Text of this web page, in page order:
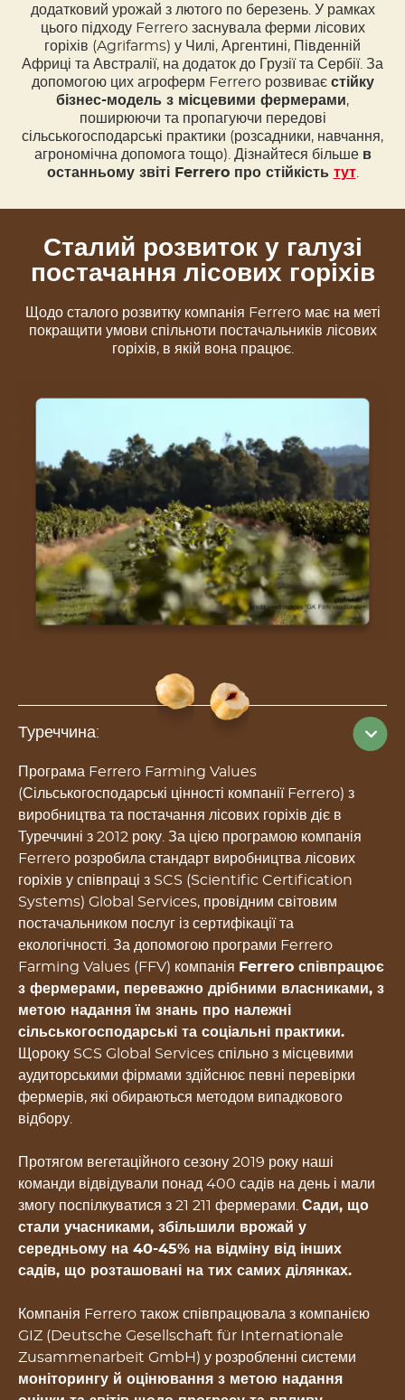
додатковий урожай з лютого по березень. У рамках
цього підходу Ferrero заснувала ферми лісових
горіхів (Agrifarms) у Чилі, Аргентині, Південній
Африці та Австралії, на додаток до Грузії та Сербії. За
допомогою цих агроферм Ferrero розвиває стійку
бізнес-модель з місцевими фермерами,
поширюючи та пропагуючи передові
сільськогосподарські практики (розсадники, навчання,
агрономічна допомога тощо). Дізнайтеся більше в
останньому звіті Ferrero про стійкість тут.
Сталий розвиток у галузі
постачання лісових горіхів
Щодо сталого розвитку компанія Ferrero має на меті
покращити умови спільноти постачальників лісових
горіхів, в якій вона працює.
Туреччина:
Програма Ferrero Farming Values
(Сільськогосподарські цінності компанії Ferrero) з
виробництва та постачання лісових горіхів діє в
Туреччині з 2012 року. За цією програмою компанія
Ferrero розробила стандарт виробництва лісових
горіхів у співпраці з SCS (Scientific Certification
Systems) Global Services, провідним світовим
постачальником послуг із сертифікації та
екологічності. За допомогою програми Ferrero
Farming Values (FFV) компанія Ferrero співпрацює
з фермерами, переважно дрібними власниками, з
метою надання їм знань про належні
сільськогосподарські та соціальні практики.
Щороку SCS Global Services спільно з місцевими
аудиторськими фірмами здійснює певні перевірки
фермерів, які обираються методом випадкового
відбору.
Протягом вегетаційного сезону 2019 року наші
команди відвідували понад 400 садів на день і мали
змогу поспілкуватися з 21 211 фермерами. Сади, що
стали учасниками, збільшили врожай у
середньому на 40-45% на відміну від інших
садів, що розташовані на тих самих ділянках.
Компанія Ferrero також співпрацювала з компанією
GIZ (Deutsche Gesellschaft für Internationale
Zusammenarbeit GmbH) у розробленні системи
моніторингу й оцінювання з метою надання